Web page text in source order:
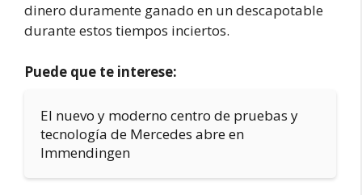
dinero duramente ganado en un descapotable
durante estos tiempos inciertos.
Puede que te interese:
El nuevo y moderno centro de pruebas y
tecnología de Mercedes abre en
Immendingen